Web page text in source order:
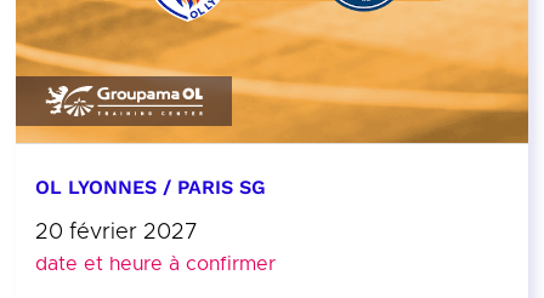
OL LYONNES / PARIS SG
20 février 2027
date et heure à confirmer